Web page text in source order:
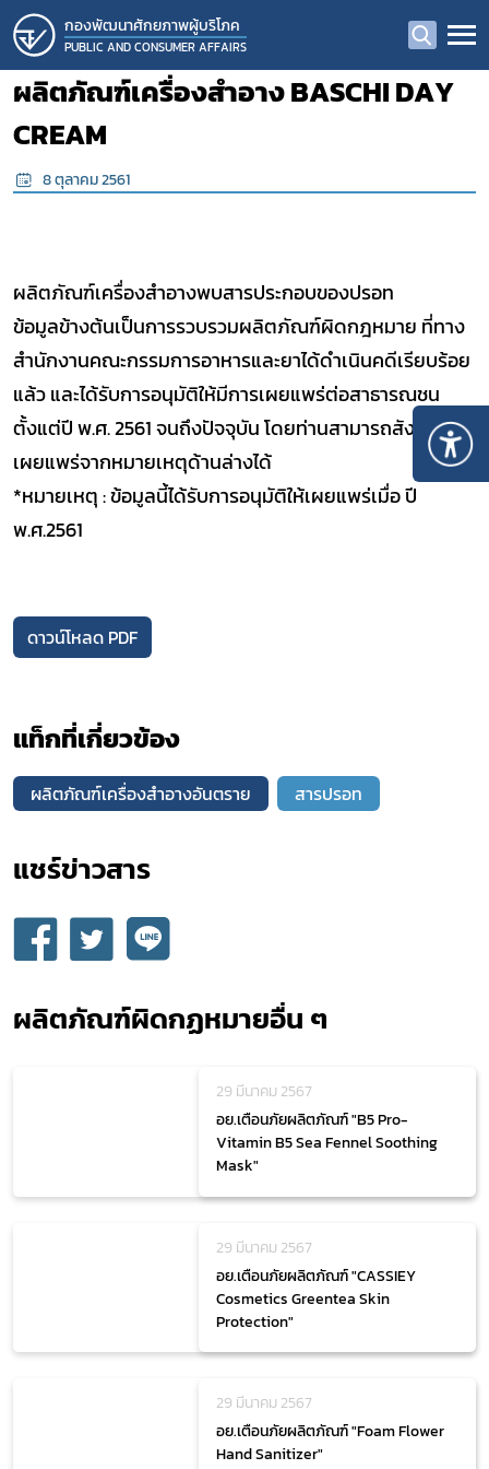
กองพัฒนาศักยภาพผู้บริโภค
PUBLIC AND CONSUMER AFFAIRS
ผลิตภัณฑ์เครื่องสำอาง BASCHI DAY
CREAM
8 ตุลาคม 2561
ผลิตภัณฑ์เครื่องสำอางพบสารประกอบของปรอท
ข้อมูลข้างต้นเป็นการรวบรวมผลิตภัณฑ์ผิดกฎหมาย ที่ทาง
สำนักงานคณะกรรมการอาหารและยาได้ดำเนินคดีเรียบร้อย
แล้ว และได้รับการอนุมัติให้มีการเผยแพร่ต่อสาธารณชน
ตั้งแต่ปี พ.ศ. 2561 จนถึงปัจจุบัน โดยท่านสามารถสังเกตุ ปีที่
เผยแพร่จากหมายเหตุด้านล่างได้
*หมายเหตุ : ข้อมูลนี้ได้รับการอนุมัติให้เผยแพร่เมื่อ ปี
พ.ศ.2561
ดาวน์โหลด PDF
แท็กที่เกี่ยวข้อง
ผลิตภัณฑ์เครื่องสำอางอันตราย สารปรอท
แชร์ข่าวสาร​
ผลิตภัณฑ์ผิดกฏหมายอื่น ๆ
29 มีนาคม 2567
อย.เตือนภัยผลิตภัณฑ์ "B5 Pro-
Vitamin B5 Sea Fennel Soothing
Mask"
29 มีนาคม 2567
อย.เตือนภัยผลิตภัณฑ์ "CASSIEY
Cosmetics Greentea Skin
Protection"
29 มีนาคม 2567
อย.เตือนภัยผลิตภัณฑ์ "Foam Flower
Hand Sanitizer"